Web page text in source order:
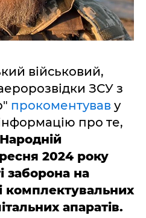
військовий,
ЗСУ з
прокоментував у
про те,
2024 року
заборона на
комплектувальних
апаратів.